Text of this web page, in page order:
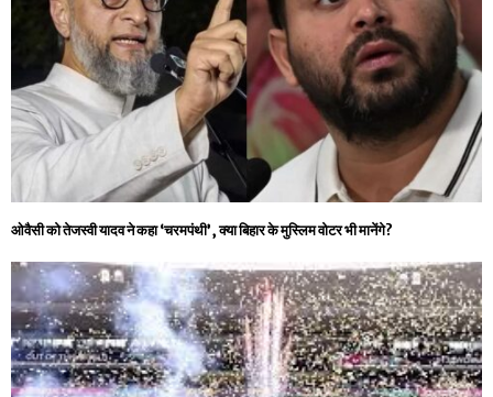
ओवैसी को तेजस्‍वी यादव ने कहा ‘चरमपंथी’, क्या बिहार के मुस्लिम वोटर भी मानेंगे?